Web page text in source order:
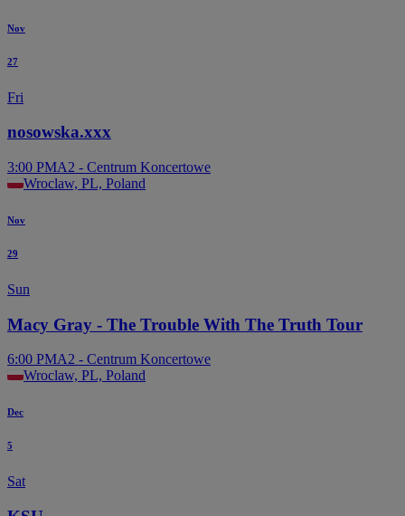
Nov
27
Fri
nosowska.xxx
3:00 PMA2 - Centrum Koncertowe
Wroclaw, PL, Poland
Nov
29
Sun
Macy Gray - The Trouble With The Truth Tour
6:00 PMA2 - Centrum Koncertowe
Wroclaw, PL, Poland
Dec
5
Sat